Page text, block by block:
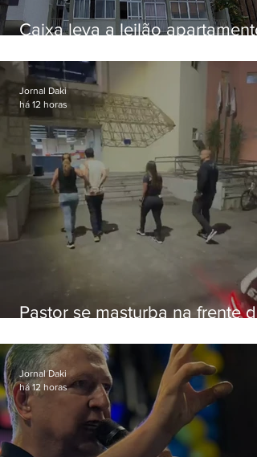
Caixa leva a leilão apartamento
Botafogo
Pastor se masturba na frente de
Jornal Daki
há 12 horas
Jornal Daki
há 12 horas